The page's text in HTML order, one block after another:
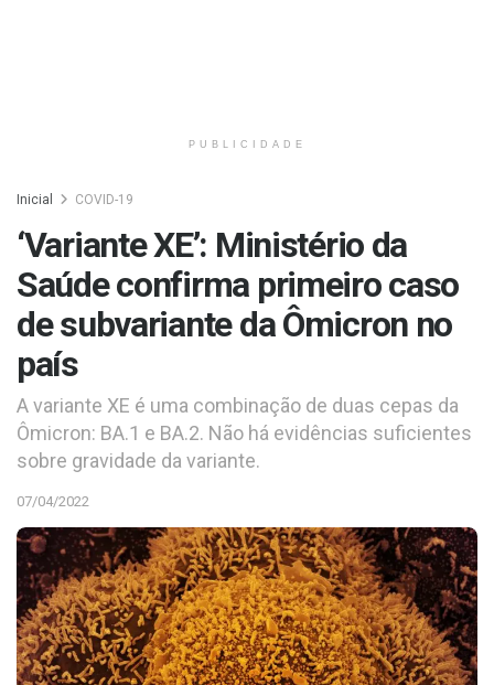
PUBLICIDADE
Inicial COVID-19
‘Variante XE’: Ministério da
Saúde confirma primeiro caso
de subvariante da Ômicron no
país
A variante XE é uma combinação de duas cepas da
Ômicron: BA.1 e BA.2. Não há evidências suficientes
sobre gravidade da variante.
07/04/2022